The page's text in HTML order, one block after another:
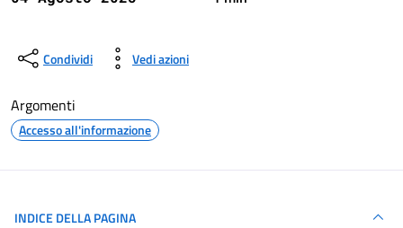
Condividi Vedi azioni
Argomenti
Accesso all'informazione
INDICE DELLA PAGINA